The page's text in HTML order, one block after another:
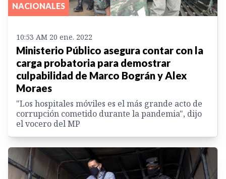
NACIONALES
10:53 AM 20 ene. 2022
Ministerio Público asegura contar con la
carga probatoria para demostrar
culpabilidad de Marco Bográn y Alex
Moraes
"Los hospitales móviles es el más grande acto de
corrupción cometido durante la pandemia", dijo
el vocero del MP